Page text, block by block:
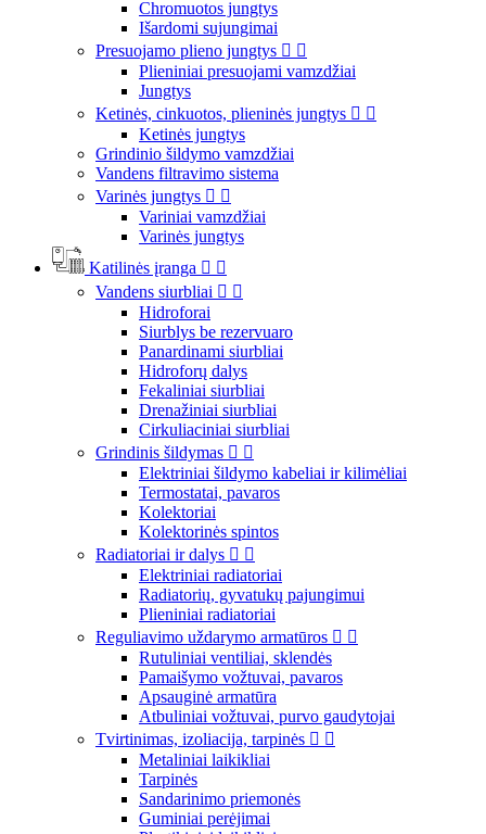
Chromuotos jungtys
Išardomi sujungimai
Presuojamo plieno jungtys  
Plieniniai presuojami vamzdžiai
Jungtys
Ketinės, cinkuotos, plieninės jungtys  
Ketinės jungtys
Grindinio šildymo vamzdžiai
Vandens filtravimo sistema
Varinės jungtys  
Variniai vamzdžiai
Varinės jungtys
Katilinės įranga  
Vandens siurbliai  
Hidroforai
Siurblys be rezervuaro
Panardinami siurbliai
Hidroforų dalys
Fekaliniai siurbliai
Drenažiniai siurbliai
Cirkuliaciniai siurbliai
Grindinis šildymas  
Elektriniai šildymo kabeliai ir kilimėliai
Termostatai, pavaros
Kolektoriai
Kolektorinės spintos
Radiatoriai ir dalys  
Elektriniai radiatoriai
Radiatorių, gyvatukų pajungimui
Plieniniai radiatoriai
Reguliavimo uždarymo armatūros  
Rutuliniai ventiliai, sklendės
Pamaišymo vožtuvai, pavaros
Apsauginė armatūra
Atbuliniai vožtuvai, purvo gaudytojai
Tvirtinimas, izoliacija, tarpinės  
Metaliniai laikikliai
Tarpinės
Sandarinimo priemonės
Guminiai perėjimai